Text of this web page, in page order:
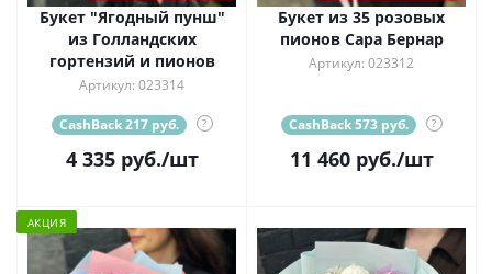
Букет "Ягодный пунш"
из Голландских
гортензий и пионов
Артикул: 023314
CashBack 217 руб. ?
4 335руб./шт
Букет из 35 розовых
пионов Сара Бернар
Артикул: 023312
CashBack 573 руб. ?
11 460руб./шт
АКЦИЯ